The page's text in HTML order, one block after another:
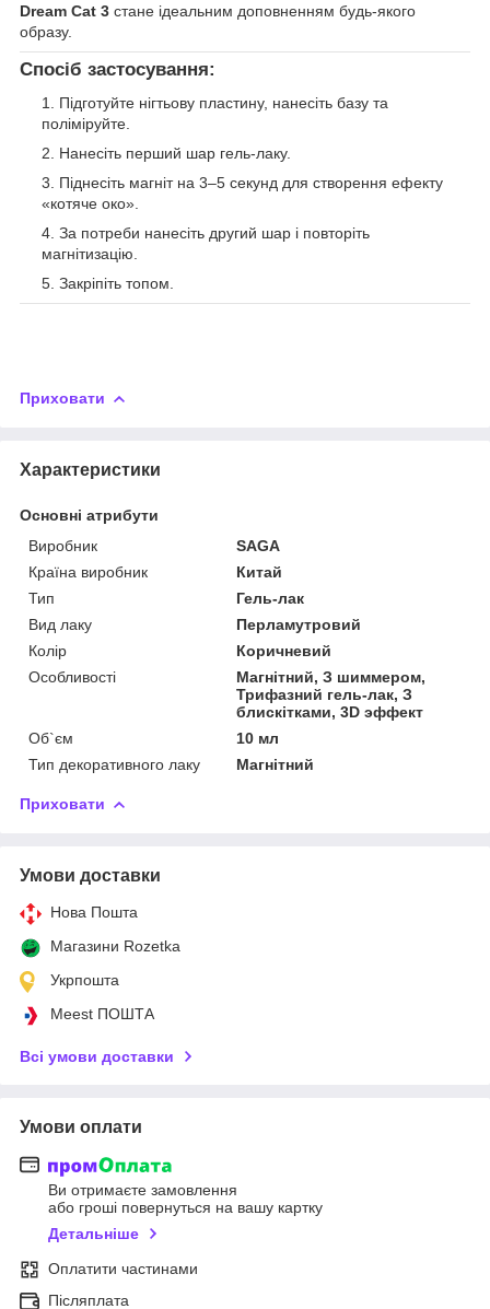
Dream Cat 3 стане ідеальним доповненням будь-якого
образу.
Спосіб застосування:
Підготуйте нігтьову пластину, нанесіть базу та
поліміруйте.
Нанесіть перший шар гель-лаку.
Піднесіть магніт на 3–5 секунд для створення ефекту
«котяче око».
За потреби нанесіть другий шар і повторіть
магнітизацію.
Закріпіть топом.
Приховати
Характеристики
Основні атрибути
Виробник
SAGA
Країна виробник
Китай
Тип
Гель-лак
Вид лаку
Перламутровий
Колір
Коричневий
Особливості
Магнітний, З шиммером,
Трифазний гель-лак, З
блискітками, 3D эффект
Об`єм
10 мл
Тип декоративного лаку
Магнітний
Приховати
Умови доставки
Нова Пошта
Магазини Rozetka
Укрпошта
Meest ПОШТА
Всі умови доставки
Умови оплати
Ви отримаєте замовлення
або гроші повернуться на вашу картку
Детальніше
Оплатити частинами
Післяплата